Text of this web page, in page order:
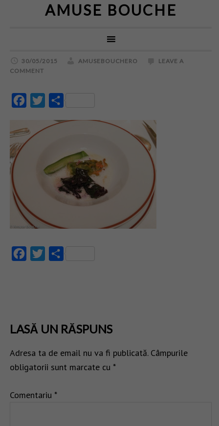
AMUSE BOUCHE
30/05/2015 AMUSEBOUCHERO
LEAVE A
COMMENT
FacebookTwitter
FacebookTwitter
LASĂ UN RĂSPUNS
Adresa ta de email nu va fi publicată. Câmpurile
obligatorii sunt marcate cu *
Comentariu *